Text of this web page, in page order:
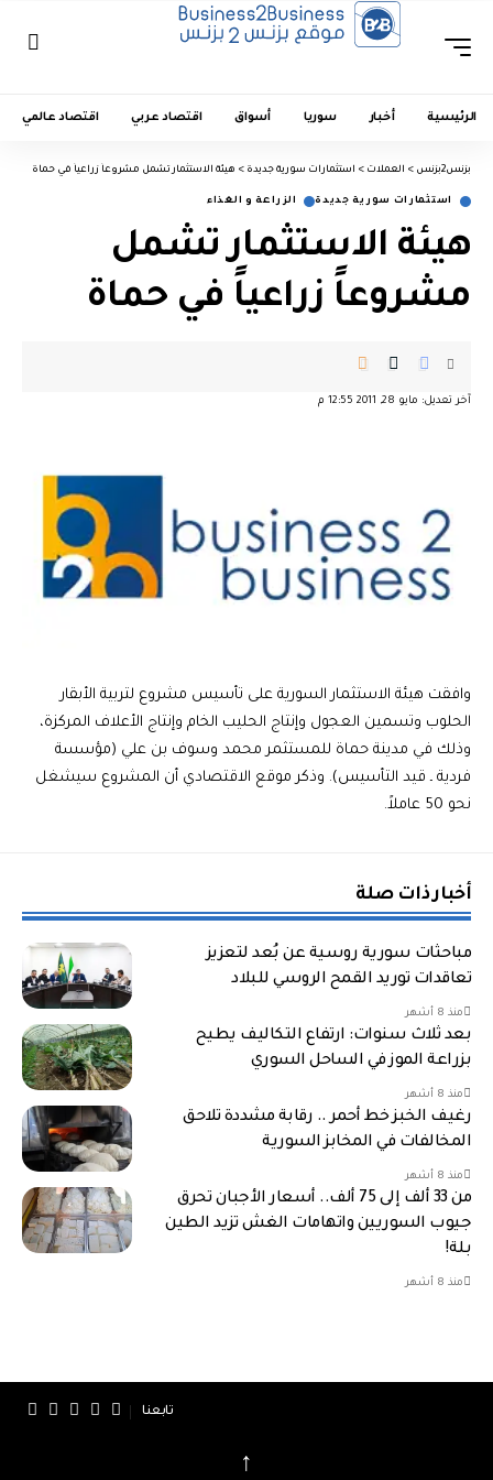
الرئيسية أخبار سوريا أسواق اقتصاد عربي اقتصاد عالمي
بزنس2بزنس > العملات > استثمارات سورية جديدة > هيئة الاستثمار تشمل مشروعاً زراعياً في حماة
استثمارات سورية جديدة الزراعة و الغذاء
هيئة الاستثمار تشمل
مشروعاً زراعياً في حماة
آخر تعديل: مايو 28, 2011 12:55 م
وافقت هيئة الاستثمار السورية على تأسيس مشروع لتربية الأبقار
الحلوب وتسمين العجول وإنتاج الحليب الخام وإنتاج الأعلاف المركزة،
وذلك في مدينة حماة للمستثمر محمد وسوف بن علي (مؤسسة
فردية ـ قيد التأسيس). وذكر موقع الاقتصادي أن المشروع سيشغل
نحو 50 عاملاً.
أخبار ذات صلة
مباحثات سورية روسية عن بُعد لتعزيز
تعاقدات توريد القمح الروسي للبلاد
منذ 8 أشهر
بعد ثلاث سنوات: ارتفاع التكاليف يطيح
بزراعة الموز في الساحل السوري
منذ 8 أشهر
رغيف الخبز خط أحمر .. رقابة مشددة تلاحق
المخالفات في المخابز السورية
منذ 8 أشهر
من 33 ألف إلى 75 ألف.. أسعار الأجبان تحرق
جيوب السوريين واتهامات الغش تزيد الطين
بلة!
منذ 8 أشهر
تابعنا
↑